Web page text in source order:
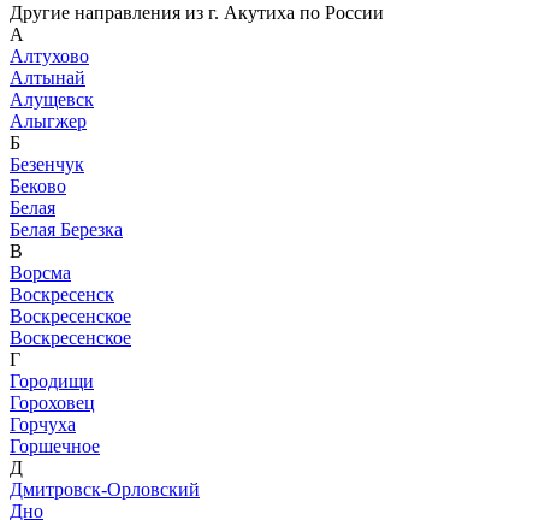
Другие направления из г. Акутиха по России
А
Алтухово
Алтынай
Алущевск
Алыгжер
Б
Безенчук
Беково
Белая
Белая Березка
В
Ворсма
Воскресенск
Воскресенское
Воскресенское
Г
Городищи
Гороховец
Горчуха
Горшечное
Д
Дмитровск-Орловский
Дно